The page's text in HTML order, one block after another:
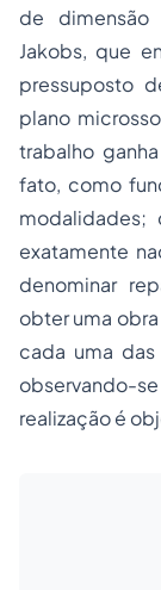
de dimensão
Jakobs, que
pressuposto
plano
trabalho
fato, como
modalidades;
exatamente
denominar
obteruma
cada uma
observando-
realização é